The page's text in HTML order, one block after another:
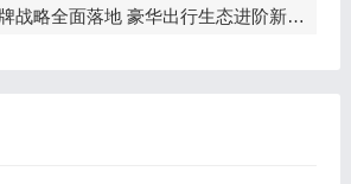
略全面落地 豪华出行生态进阶新篇章